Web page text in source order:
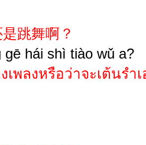
跳舞啊？
gē hái shì tiào wǔ a?
เพลงหรือว่าจะเต้นรำ